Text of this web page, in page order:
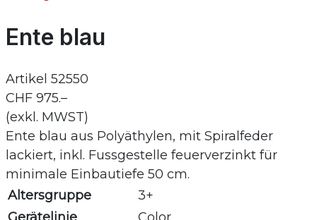
Ente blau
Artikel 52550
CHF 975.–
(exkl. MWST)
Ente blau aus Polyäthylen, mit Spiralfeder
lackiert, inkl. Fussgestelle feuerverzinkt für
minimale Einbautiefe 50 cm.
Altersgruppe
3+